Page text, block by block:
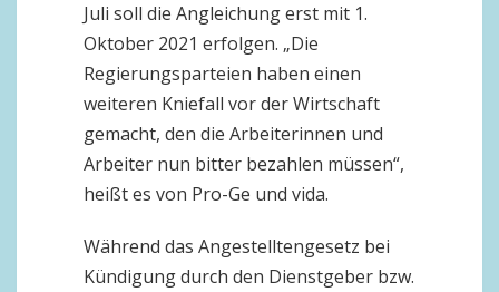
Juli soll die Angleichung erst mit 1.
Oktober 2021 erfolgen. „Die
Regierungsparteien haben einen
weiteren Kniefall vor der Wirtschaft
gemacht, den die Arbeiterinnen und
Arbeiter nun bitter bezahlen müssen“,
heißt es von Pro-Ge und vida.
Während das Angestelltengesetz bei
Kündigung durch den Dienstgeber bzw.